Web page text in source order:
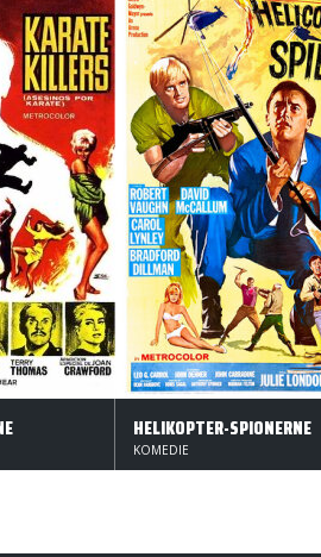
HELIKOPTER-SPIONERNE
KOMEDIE